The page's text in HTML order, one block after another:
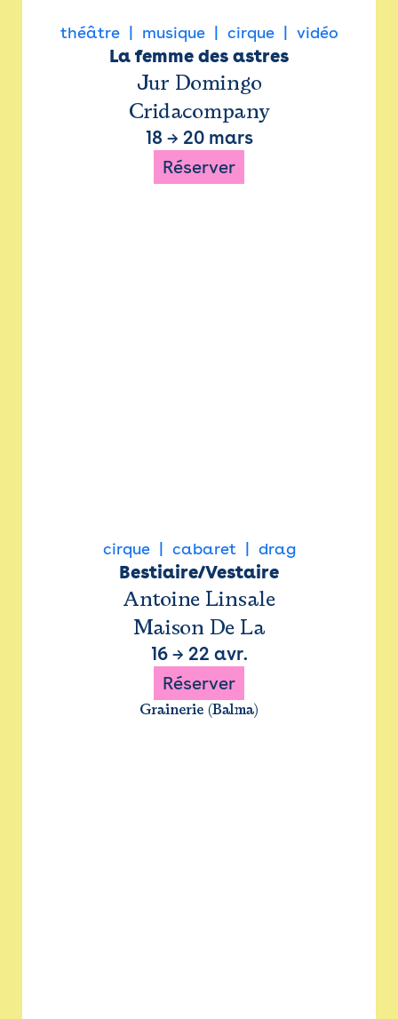
théâtre musique cirque vidéo
La femme des astres
Jur Domingo
Cridacompany
18 → 20 mars
Réserver
cirque cabaret drag
Bestiaire/Vestaire
Antoine Linsale
Maison De La
16→ 22 avr.
Réserver
Grainerie (Balma)